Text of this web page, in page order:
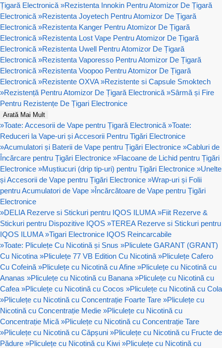
Țigară Electronică »Rezistenta Innokin Pentru Atomizor De Țigară
Electronică »Rezistenta Joyetech Pentru Atomizor De Țigară
Electronică »Rezistenta Kanger Pentru Atomizor De Țigară
Electronică »Rezistenta Lost Vape Pentru Atomizor De Țigară
Electronică »Rezistenta Uwell Pentru Atomizor De Țigară
Electronică »Rezistenta Vaporesso Pentru Atomizor De Țigară
Electronică »Rezistenta Voopoo Pentru Atomizor De Țigară
Electronică »Rezistente OXVA »Rezistente si Capsule Smoktech
»Rezistență Pentru Atomizor De Țigară Electronică »Sârmă și Fire
Pentru Rezistențe De Țigari Electronice
Arată Mai Mult
»Toate: Accesorii de Vape pentru Țigară Electronică »Toate:
Reduceri la Vape-uri și Accesorii Pentru Tigări Electronice
»Acumulatori și Baterii de Vape pentru Țigări Electronice »Cabluri de
Încărcare pentru Țigări Electronice »Flacoane de Lichid pentru Țigări
Electronice »Muștiucuri (drip tip-uri) pentru Țigări Electronice »Unelte
și Accesorii de Vape pentru Țigări Electronice »Wrap-uri și Folii
pentru Acumulatori de Vape »Încărcătoare de Vape pentru Țigări
Electronice
»DELIA Rezerve si Stickuri pentru IQOS ILUMA »Fiit Rezerve &
Stickuri pentru Dispozitive IQOS »TEREA Rezerve si Stickuri pentru
IQOS ILUMA »Tigari Electronice IQOS Reincarcabile
»Toate: Pliculețe Cu Nicotină și Snus »Pliculete GARANT (GRANT)
Cu Nicotina »Pliculețe 77 VB Edition Cu Nicotină »Pliculețe Cafero
Cu Cofeină »Pliculețe cu Nicotină cu Afine »Pliculețe cu Nicotină cu
Ananas »Pliculețe cu Nicotină cu Banana »Pliculețe cu Nicotină cu
Cafea »Pliculețe cu Nicotină cu Cocos »Pliculețe cu Nicotină cu Cola
»Pliculețe cu Nicotină cu Concentrație Foarte Tare »Pliculețe cu
Nicotină cu Concentrație Medie »Pliculețe cu Nicotină cu
Concentrație Mică »Pliculețe cu Nicotină cu Concentrație Tare
»Pliculețe cu Nicotină cu Căpșuni »Pliculețe cu Nicotină cu Fructe de
Pădure »Pliculețe cu Nicotină cu Kiwi »Pliculețe cu Nicotină cu